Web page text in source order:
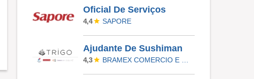
Oficial De Serviços
4,4 SAPORE
Ajudante De Sushiman
4,3